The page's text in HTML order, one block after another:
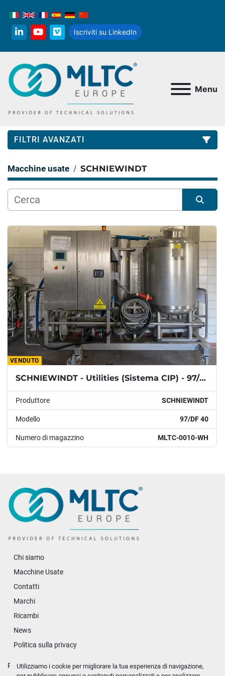
Utilizziamo i cookie per migliorare la tua esperienza di navigazione,
linkedinyoutube
vimeo
Iscriviti su LinkedIn
Menu
FILTRI AVANZATI
Categoria
Produttore
Condizione
Anno
APPLICARE CANCELLA
Macchine usate SCHNIEWINDT
VENDUTO
SCHNIEWINDT - Utilities (Sistema CIP) - 97/DF 40
Produttore SCHNIEWINDT
Modello 97/DF 40
Numero di magazzino MLTC-0010-WH
Ricambi
News
Chi siamo
Marchi
Macchine Usate
Contatti
Politica sulla privacy
Personalizza le preferenze sui Cookies